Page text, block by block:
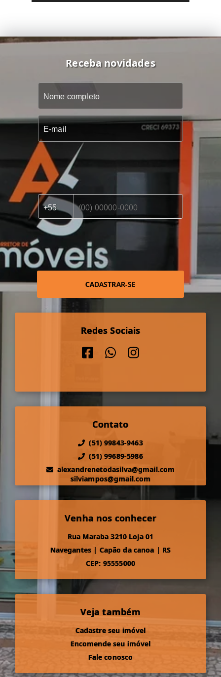
Receba novidades
CADASTRAR-SE
Redes Sociais
Contato
(51) 99843-9463
(51) 99689-5986
alexandrenetodasilva@gmail.com
silviampos@gmail.com
Venha nos conhecer
Rua Maraba 3210 Loja 01
Navegantes | Capão da canoa | RS
CEP: 95555000
Veja também
Cadastre seu imóvel
Encomende seu imóvel
Fale conosco